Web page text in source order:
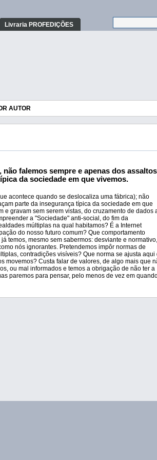
Livraria PROFEDIÇÕES
AUTOR
falemos sempre e apenas dos
da sociedade em que vivemos.
acontece quando se deslocaliza uma fábrica); não
parte da insegurança típica da sociedade em que
gravam sem serem vistas, do cruzamento de dados
a "Sociedade" anti-social, do fim da
múltiplas na qual habitamos? É a Internet
do nosso futuro comum? Que comportamento
temos, mesmo sem sabermos: desviante e normativo,
nós ignorantes. Pretendemos impôr normas de
contradições visíveis? Que norma se ajusta aqui
movemos? Custa falar de valores, de algo mais que
ou mal informados e temos a obrigação de não ter a
paremos para pensar, pelo menos de vez em